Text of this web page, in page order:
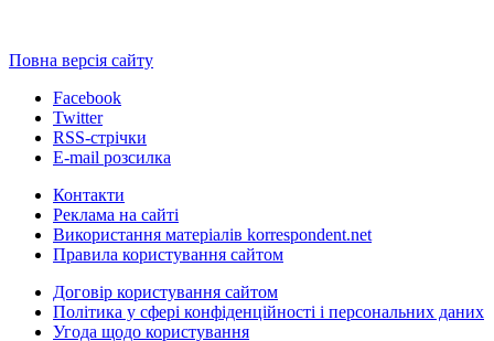
Повна версія сайту
Facebook
Twitter
RSS-стрічки
E-mail розсилка
Контакти
Реклама на сайті
Використання матеріалів korrespondent.net
Правила користування сайтом
Договір користування сайтом
Політика у сфері конфіденційності і персональних даних
Угода щодо користування